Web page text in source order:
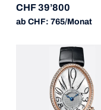
CHF 39’800
ab CHF: 765/Monat